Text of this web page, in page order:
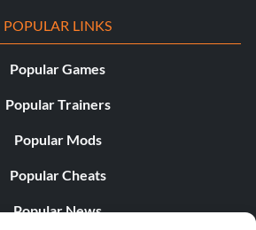
POPULAR LINKS
Popular Games
Popular Trainers
Popular Mods
Popular Cheats
Popular News